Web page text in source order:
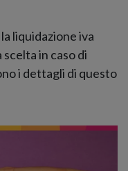
liquidazione iva
in caso di
i dettagli di questo